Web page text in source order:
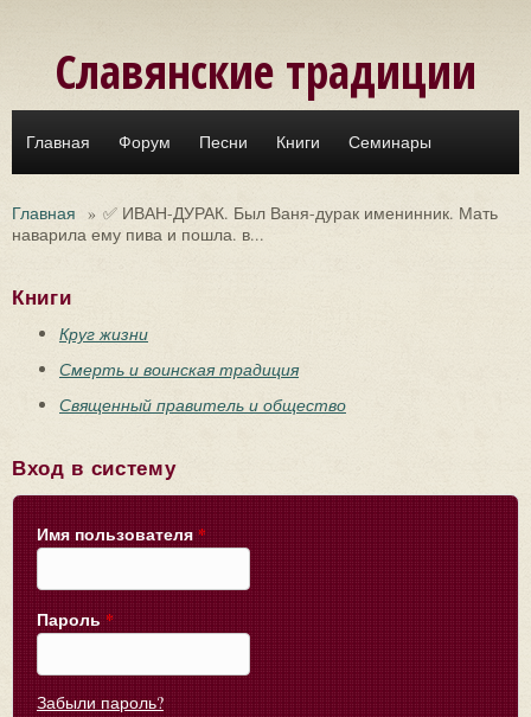
Славянские традиции
Главная Форум Песни Книги Семинары
Главная » ✅ ИВАН-ДУРАК. Был Ваня-дурак именинник. Мать
наварила ему пива и пошла. в...
Книги
Круг жизни
Смерть и воинская традиция
Священный правитель и общество
Вход в систему
Имя пользователя *
Пароль *
Забыли пароль?